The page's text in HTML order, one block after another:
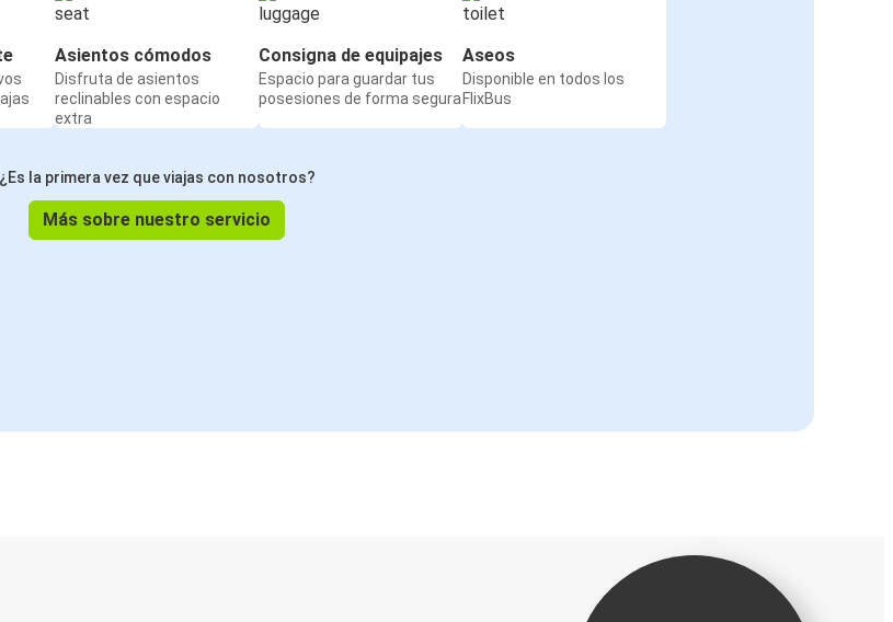
Asientos cómodos
Disfruta de asientos
reclinables con espacio
extra
Consigna de equipajes
Espacio para guardar tus
posesiones de forma segura
Aseos
Disponible en todos los
FlixBus
¿Es la primera vez que viajas con nosotros?
Más sobre nuestro servicio